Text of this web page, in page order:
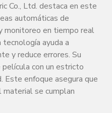
Co., Ltd. destaca en este
automáticas de
monitoreo en tiempo real
ayuda a
y reduce errores. Su
con un estricto
Este enfoque asegura que
se cumplan